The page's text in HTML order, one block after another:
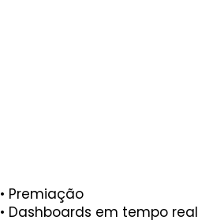
• Premiação
• Dashboards em tempo real